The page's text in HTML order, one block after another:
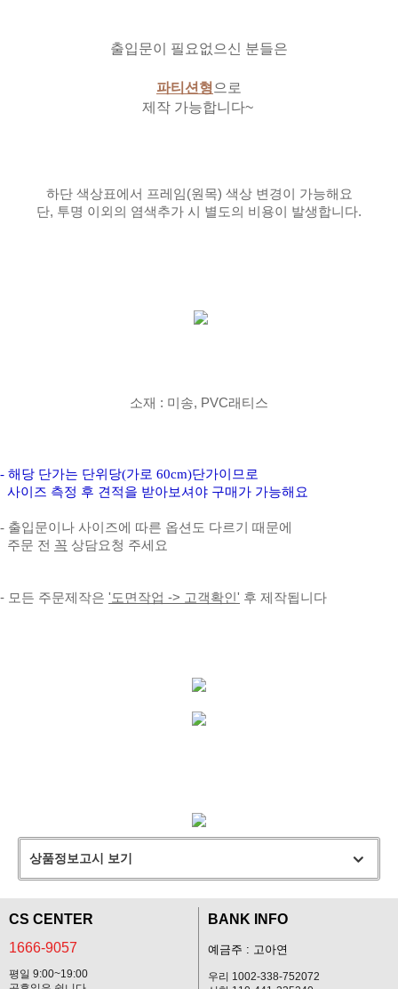
출입문이 필요없으신 분들은
파티션형 으로
제작 가능합니다~
하단 색상표에서 프레임(원목) 색상 변경이 가능해요
단, 투명 이외의 염색추가 시 별도의 비용이 발생합니다.
소재 : 미송, PVC래티스
- 해당 단가는 단위당(가로 60cm)단가이므로
사이즈 측정 후 견적을 받아보셔야 구매가 가능해요
- 출입문이나 사이즈에 따른 옵션도 다르기 때문에
주문 전 꼭 상담요청 주세요
- 모든 주문제작은 '도면작업 -> 고객확인' 후 제작됩니다
상품정보고시 보기
CS CENTER
1666-9057
평일 9:00~19:00
BANK INFO
예금주 : 고아연
우리 1002-338-752072